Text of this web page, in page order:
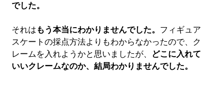
でした。
それは もう本当にわかりませんでした。 フィギュア
スケートの採点方法よりもわからなかったので、ク
レームを入れようかと思いましたが、
どこに入れて
いいクレームなのか、結局わかりませんでした。